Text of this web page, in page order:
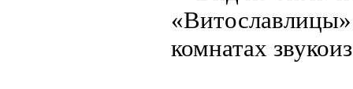
комнатах